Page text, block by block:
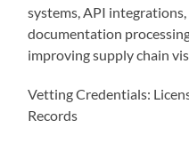
systems, API
documentation
improving supply chain
Vetting Credentials:
Records